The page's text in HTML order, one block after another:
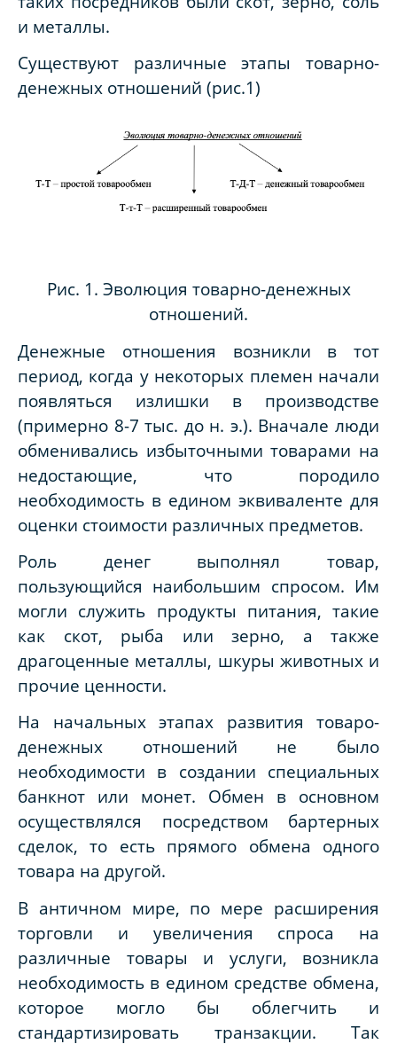
и металлы.
Существуют различные этапы товарно-
денежных отношений (рис.1)
Рис. 1. Эволюция товарно-денежных
отношений.
Денежные отношения возникли в тот
период, когда у некоторых племен начали
появляться излишки в производстве
(примерно 8-7 тыс. до н. э.). Вначале люди
обменивались избыточными товарами на
недостающие, что породило
необходимость в едином эквиваленте для
оценки стоимости различных предметов.
Роль денег выполнял товар,
пользующийся наибольшим спросом. Им
могли служить продукты питания, такие
как скот, рыба или зерно, а также
драгоценные металлы, шкуры животных и
прочие ценности.
На начальных этапах развития товаро-
денежных отношений не было
необходимости в создании специальных
банкнот или монет. Обмен в основном
осуществлялся посредством бартерных
сделок, то есть прямого обмена одного
товара на другой.
В античном мире, по мере расширения
торговли и увеличения спроса на
различные товары и услуги, возникла
необходимость в едином средстве обмена,
которое могло бы облегчить и
стандартизировать транзакции. Так